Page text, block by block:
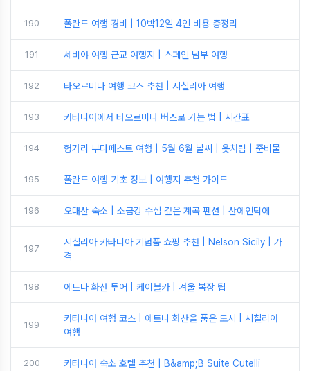
190 폴란드 여행 경비 | 10박12일 4인 비용 총정리
191 세비야 여행 근교 여행지 | 스페인 남부 여행
192 타오르미나 여행 코스 추천 | 시칠리아 여행
193 카타니아에서 타오르미나 버스로 가는 법 | 시간표
194 헝가리 부다페스트 여행 | 5월 6월 날씨 | 옷차림 | 준비물
195 폴란드 여행 기초 정보 | 여행지 추천 가이드
196 오대산 숙소 | 소금강 수심 깊은 계곡 펜션 | 산에언덕에
197
시칠리아 카타니아 기념품 쇼핑 추천 | Nelson Sicily | 가
격
198 에트나 화산 투어 | 케이블카 | 겨울 복장 팁
199
카타니아 여행 코스 | 에트나 화산을 품은 도시 | 시칠리아
여행
200 카타니아 숙소 호텔 추천 | B&amp;B Suite Cutelli